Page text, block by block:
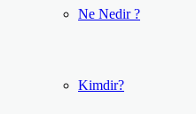
Ne Nedir ?
Kimdir?